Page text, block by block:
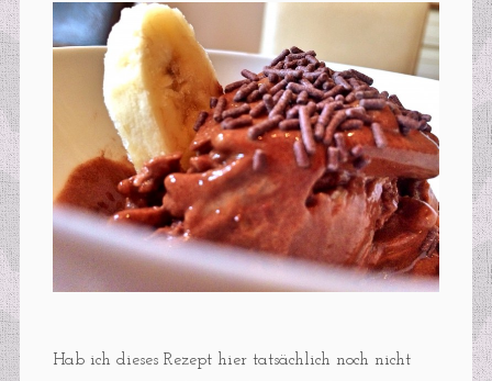
Hab ich dieses Rezept hier tatsächlich noch nicht